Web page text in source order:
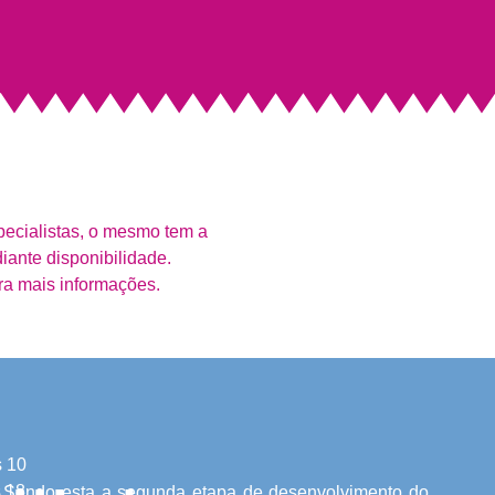
o mesmo tem a
disponibilidade.
mais informações.
10